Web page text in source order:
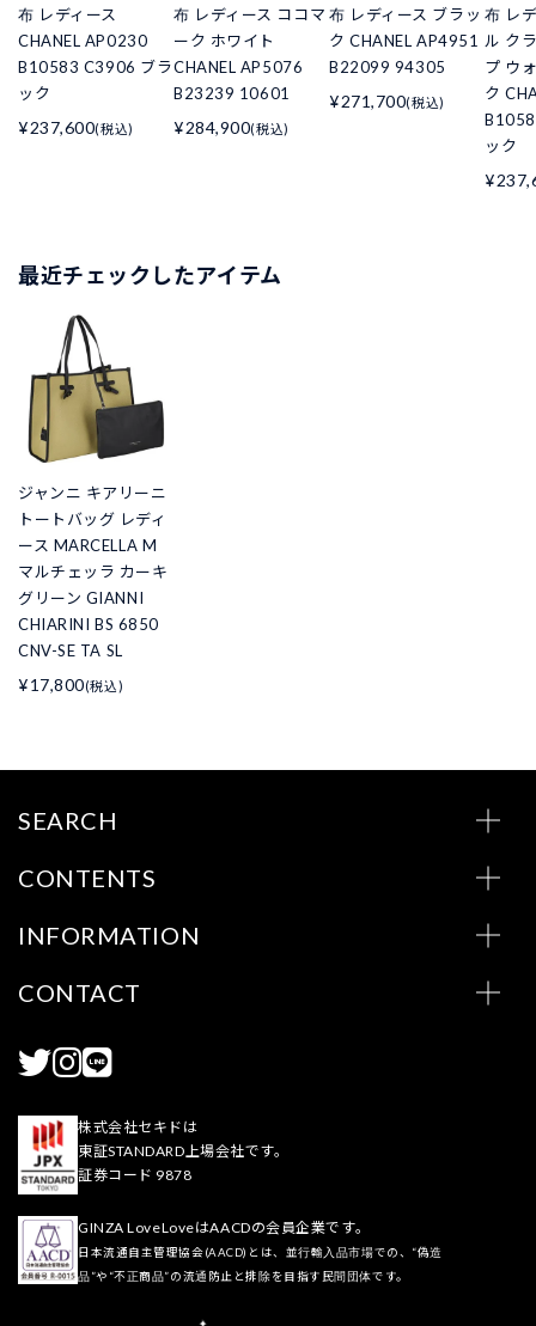
布 レディース
CHANEL AP0230
B10583 C3906 ブラ
ック
¥237,600(税込)
布 レディース ココマ
ーク ホワイト
CHANEL AP5076
B23239 10601
¥284,900(税込)
布 レディース ブラッ
ク CHANEL AP4951
B22099 94305
¥271,700(税込)
布 レ
ル ク
プ ウ
ク
ック
最近チェックしたアイテム
ジャンニ キアリーニ
トートバッグ レディ
ース MARCELLA M
マルチェッラ カーキ
グリーン GIANNI
CHIARINI BS 6850
CNV-SE TA SL
¥17,800(税込)
SEARCH
CONTENTS
INFORMATION
CONTACT
株式会社セキドは
東証STANDARD上場会社です。
証券コード 9878
GINZA LoveLoveはAACDの会員企業です。
日本流通自主管理協会(AACD)とは、並行輸入品市場での、“偽造
品”や“不正商品”の流通防止と排除を目指す民間団体です。